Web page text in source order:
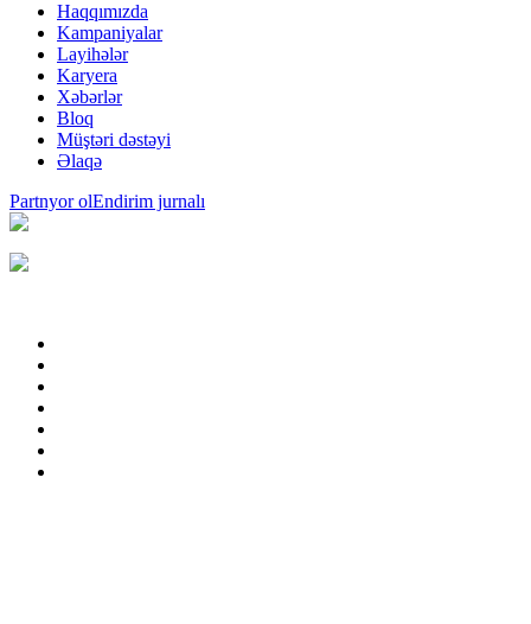
Haqqımızda
Kampaniyalar
Layihələr
Karyera
Xəbərlər
Bloq
Müştəri dəstəyi
Əlaqə
Partnyor olEndirim jurnalı